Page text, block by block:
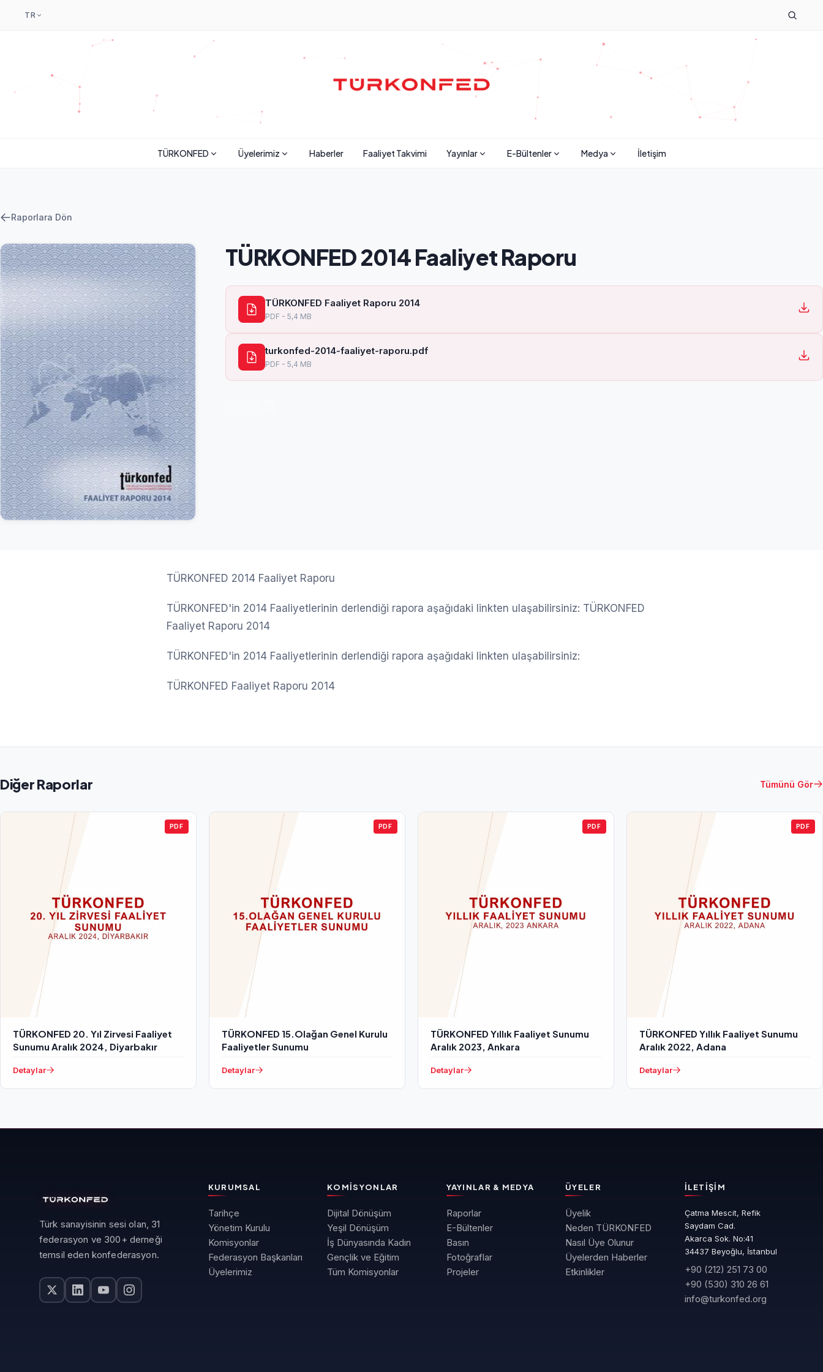
TR
TÜRKONFED Üyelerimiz Haberler Faaliyet Takvimi Yayınlar E-Bültenler Medya İletişim
Raporlara Dön
TÜRKONFED 2014 Faaliyet Raporu
TÜRKONFED Faaliyet Raporu 2014
PDF - 5,4 MB
turkonfed-2014-faaliyet-raporu.pdf
PDF - 5,4 MB
TÜRKONFED 2014 Faaliyet Raporu
TÜRKONFED'in 2014 Faaliyetlerinin derlendiği rapora aşağıdaki linkten ulaşabilirsiniz: TÜRKONFED
Faaliyet Raporu 2014
TÜRKONFED'in 2014 Faaliyetlerinin derlendiği rapora aşağıdaki linkten ulaşabilirsiniz:
TÜRKONFED Faaliyet Raporu 2014
Diğer Raporlar Tümünü Gör
PDF
TÜRKONFED 20. Yıl Zirvesi Faaliyet
Sunumu Aralık 2024, Diyarbakır
Detaylar
PDF
TÜRKONFED 15.Olağan Genel Kurulu
Faaliyetler Sunumu
Detaylar
PDF
TÜRKONFED Yıllık Faaliyet Sunumu
Aralık 2023, Ankara
Detaylar
PDF
TÜRKONFED Yıllık Faaliyet Sunumu
Aralık 2022, Adana
Detaylar
Türk sanayisinin sesi olan, 31
federasyon ve 300+ derneği
temsil eden konfederasyon.
KURUMSAL
Tarihçe
Yönetim Kurulu
Komisyonlar
Federasyon Başkanları
Üyelerimiz
KOMISYONLAR
Dijital Dönüşüm
Yeşil Dönüşüm
İş Dünyasında Kadın
Gençlik ve Eğitim
Tüm Komisyonlar
YAYINLAR & MEDYA
Raporlar
E-Bültenler
Basın
Fotoğraflar
Projeler
ÜYELER
Üyelik
Neden TÜRKONFED
Nasıl Üye Olunur
Üyelerden Haberler
Etkinlikler
İLETIŞIM
Çatma Mescit, Refik
Saydam Cad.
Akarca Sok. No:41
34437 Beyoğlu, İstanbul
+90 (212) 251 73 00
+90 (530) 310 26 61
info@turkonfed.org